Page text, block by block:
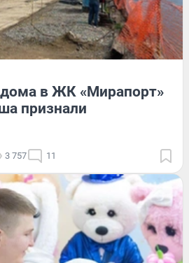
дома в ЖК «Мирапорт»
признали
3 757 11